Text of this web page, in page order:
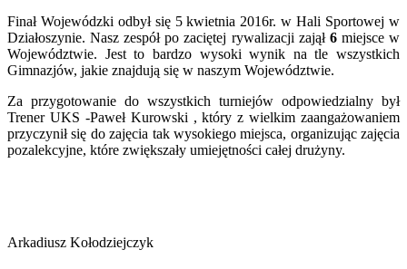
Finał Wojewódzki odbył się 5 kwietnia 2016r. w Hali Sportowej w
Działoszynie. Nasz zespół po zaciętej rywalizacji zajął6miejsce w
Województwie. Jest to bardzo wysoki wynik na tle wszystkich
Gimnazjów, jakie znajdują się w naszym Województwie.
Za przygotowanie do wszystkich turniejów odpowiedzialny był
Trener UKS -Paweł Kurowski , który z wielkim zaangażowaniem
przyczynił się do zajęcia tak wysokiego miejsca, organizując zajęcia
pozalekcyjne, które zwiększały umiejętności całej drużyny.
Arkadiusz Kołodziejczyk